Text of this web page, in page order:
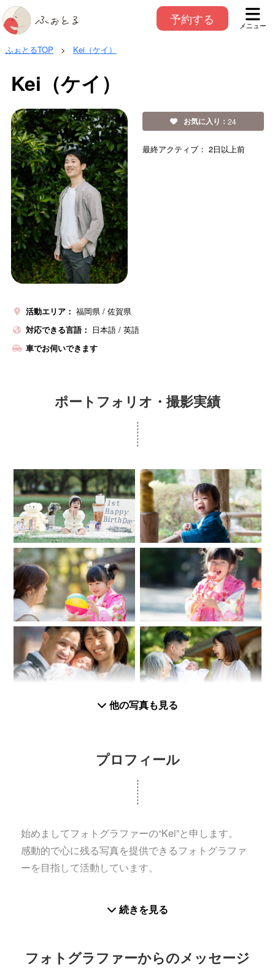
予約する メニュー
ふぉとるTOP > Kei（ケイ）
Kei（ケイ）
お気に入り：24
最終アクティブ： 2日以上前
活動エリア： 福岡県
佐賀県
対応できる言語： 日本語/ 英語
車でお伺いできます
ポートフォリオ・撮影実績
他の写真も見る
プロフィール
始めましてフォトグラファーの“Kei”と申します。
感動的で心に残る写真を提供できるフォトグラファ
ーを目指して活動しています。
《撮影エリア・住んでいる場所》
福岡県を中心に出張撮影しております。
《経験について》
続きを見る
フォトグラファーからのメッセージ